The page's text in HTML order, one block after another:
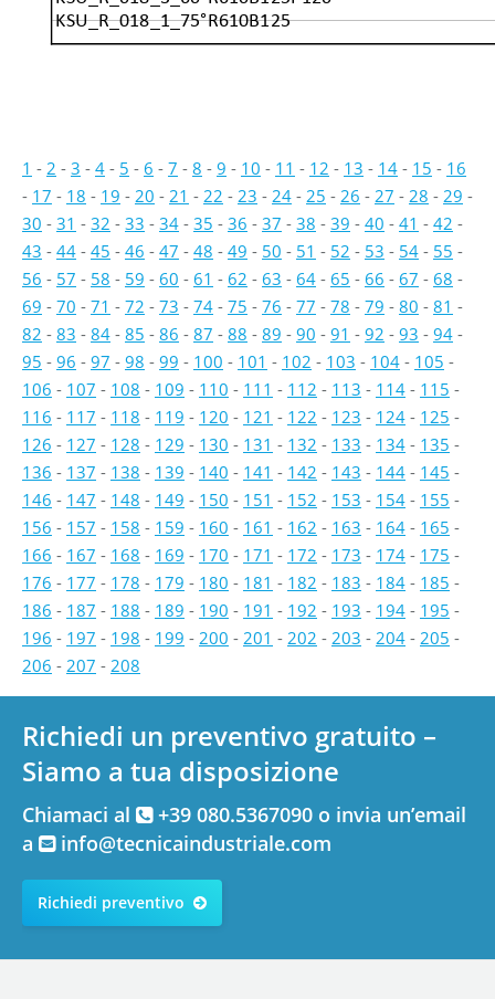
KSU_R_018_1_75°R610B125
1 - 2 - 3 - 4 - 5 - 6 - 7 - 8 - 9 - 10 - 11 - 12 - 13 - 14 - 15 - 16
- 17 - 18 - 19 - 20 - 21 - 22 - 23 - 24 - 25 - 26 - 27 - 28 - 29 -
30 - 31 - 32 - 33 - 34 - 35 - 36 - 37 - 38 - 39 - 40 - 41 - 42 -
43 - 44 - 45 - 46 - 47 - 48 - 49 - 50 - 51 - 52 - 53 - 54 - 55 -
56 - 57 - 58 - 59 - 60 - 61 - 62 - 63 - 64 - 65 - 66 - 67 - 68 -
69 - 70 - 71 - 72 - 73 - 74 - 75 - 76 - 77 - 78 - 79 - 80 - 81 -
82 - 83 - 84 - 85 - 86 - 87 - 88 - 89 - 90 - 91 - 92 - 93 - 94 -
95 - 96 - 97 - 98 - 99 - 100 - 101 - 102 - 103 - 104 - 105 -
106 - 107 - 108 - 109 - 110 - 111 - 112 - 113 - 114 - 115 -
116 - 117 - 118 - 119 - 120 - 121 - 122 - 123 - 124 - 125 -
126 - 127 - 128 - 129 - 130 - 131 - 132 - 133 - 134 - 135 -
136 - 137 - 138 - 139 - 140 - 141 - 142 - 143 - 144 - 145 -
146 - 147 - 148 - 149 - 150 - 151 - 152 - 153 - 154 - 155 -
156 - 157 - 158 - 159 - 160 - 161 - 162 - 163 - 164 - 165 -
166 - 167 - 168 - 169 - 170 - 171 - 172 - 173 - 174 - 175 -
176 - 177 - 178 - 179 - 180 - 181 - 182 - 183 - 184 - 185 -
186 - 187 - 188 - 189 - 190 - 191 - 192 - 193 - 194 - 195 -
196 - 197 - 198 - 199 - 200 - 201 - 202 - 203 - 204 - 205 -
206 - 207 - 208
Richiedi un preventivo gratuito –
Siamo a tua disposizione
Chiamaci al
+39 080.5367090 o invia un’email
a
info@tecnicaindustriale.com
Richiedi preventivo